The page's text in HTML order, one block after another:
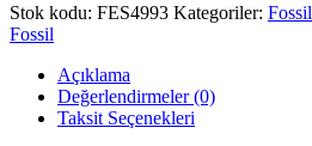
Stok kodu: FES4993 Kategoriler: Fossil
Fossil
Açıklama
Değerlendirmeler (0)
Taksit Seçenekleri